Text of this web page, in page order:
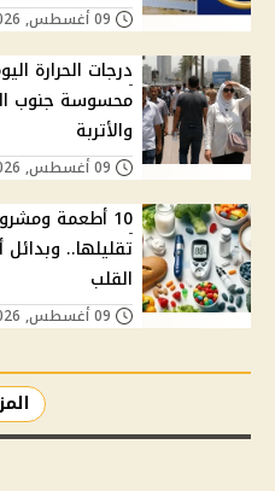
محسوسة جنوب
والأتربة
10 أطعمة
تقليلها..
القلب